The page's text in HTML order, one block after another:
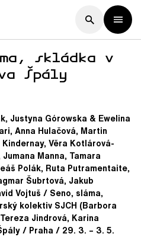
skládka v
Špály
Justyna Górowska & Ewelina
Anna Hulačová, Martin
Věra Kotlárová-
Manna, Tamara
Polák, Ruta Putramentaite,
Šubrtová, Jakub
Vojtuš / Seno, sláma,
kolektiv SJCH (Barbora
Jindrová, Karina
/ Praha / 29. 3. – 3. 5.